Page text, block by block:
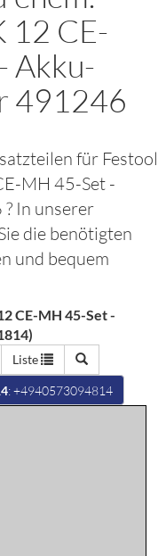
12 CE-
Akku-
491246
für Festool
MH 45-Set -
? In unserer
die benötigten
und bequem
CE-MH 45-Set -
Liste
: +4940573094814